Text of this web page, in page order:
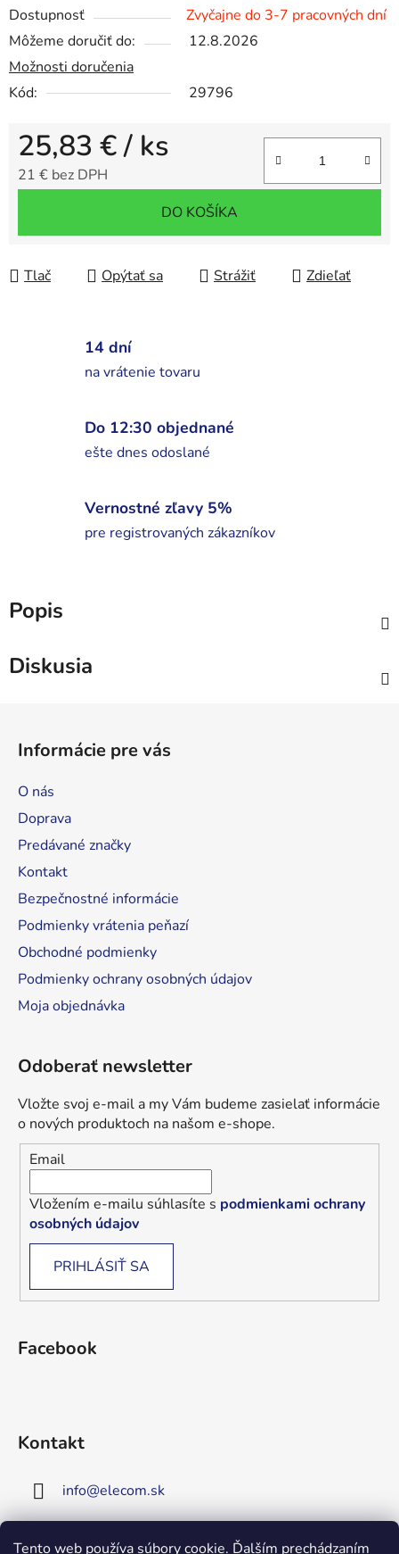
Tento web používa súbory cookie. Ďalším prechádzaním
Dostupnosť
Zvyčajne do 3-7 pracovných dní
Môžeme doručiť do:
12.8.2026
Možnosti doručenia
Kód:
29796
25,83 €/ ks
21 € bez DPH
DO KOŠÍKA
Tlač Opýtať sa Strážiť Zdieľať
14 dní
na vrátenie tovaru
Do 12:30 objednané
ešte dnes odoslané
Vernostné zľavy 5%
pre registrovaných zákazníkov
Popis
Diskusia
Informácie pre vás
O nás
Doprava
Predávané značky
Kontakt
Bezpečnostné informácie
Podmienky vrátenia peňazí
Obchodné podmienky
Podmienky ochrany osobných údajov
Moja objednávka
Odoberať newsletter
Vložte svoj e-mail a my Vám budeme zasielať informácie
o nových produktoch na našom e-shope.
Email
Vložením e-mailu súhlasíte s podmienkami ochrany
osobných údajov
PRIHLÁSIŤ SA
Facebook
Kontakt
info@elecom.sk